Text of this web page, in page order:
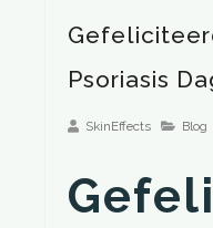
Psoriasis
SkinEffects Blog